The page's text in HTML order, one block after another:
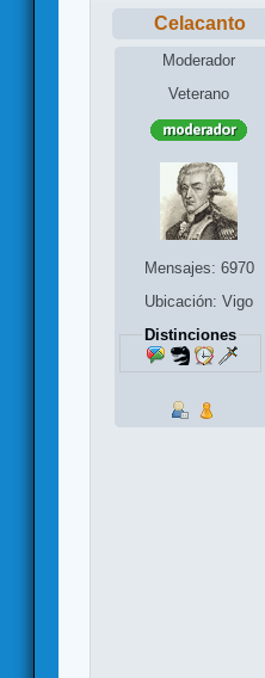
Celacanto
Moderador
Veterano
Mensajes: 6970
Ubicación: Vigo
Distinciones